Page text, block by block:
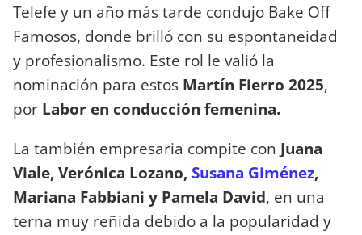
Telefe y un año más tarde condujo Bake Off
Famosos, donde brilló con su espontaneidad
y profesionalismo. Este rol le valió la
nominación para estos Martín Fierro 2025,
por Labor en conducción femenina.
La también empresaria compite con Juana
Viale, Verónica Lozano,Susana Giménez,
Mariana Fabbiani y Pamela David, en una
terna muy reñida debido a la popularidad y